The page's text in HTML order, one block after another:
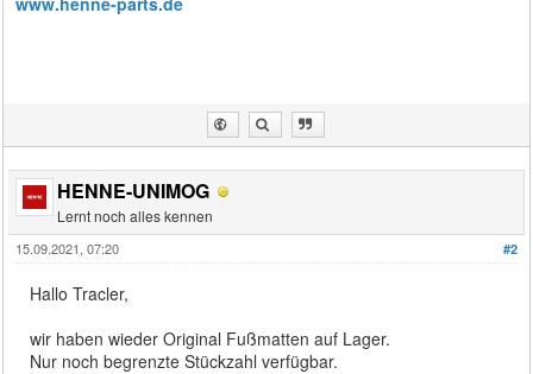
HENNE-UNIMOG
Lernt noch alles kennen
#2
15.09.2021, 07:20
Hallo Tracler,
wir haben wieder Original Fußmatten auf Lager.
Nur noch begrenzte Stückzahl verfügbar.